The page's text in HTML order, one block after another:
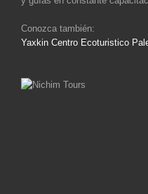
Conozca también:
Yaxkin Centro Ecoturistico